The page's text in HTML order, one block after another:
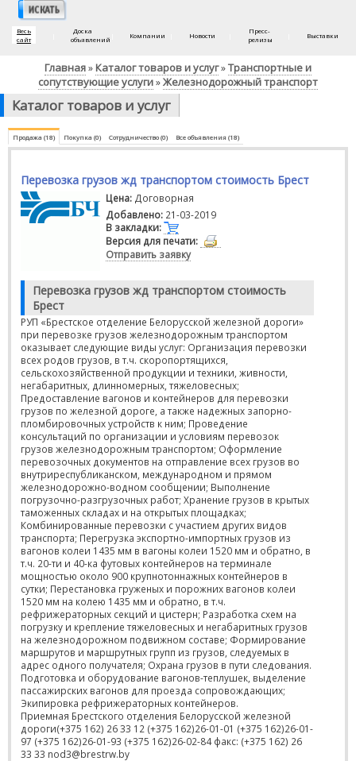
Весь
сайт
Доска
объявлений
Компании Новости
Пресс-
релизы
Выставки
Главная» Каталог товаров и услуг»Транспортные и
сопутствующие услуги»Железнодорожный транспорт
Каталог товаров и услуг
Продажа (18) Покупка (0) Сотрудничество (0) Все объявления (18)
Перевозка грузов жд транспортом стоимость Брест
Цена: Договорная
Добавлено: 21-03-2019
В закладки:
Версия для печати:
Отправить заявку
Перевозка грузов жд транспортом стоимость
Брест
РУП «Брестское отделение Белорусской железной дороги»
при перевозке грузов железнодорожным транспортом
оказывает следующие виды услуг: Организация перевозки
всех родов грузов, в т.ч. скоропортящихся,
сельскохозяйственной продукции и техники, живности,
негабаритных, длинномерных, тяжеловесных;
Предоставление вагонов и контейнеров для перевозки
грузов по железной дороге, а также надежных запорно-
пломбировочных устройств к ним; Проведение
консультаций по организации и условиям перевозок
грузов железнодорожным транспортом; Оформление
перевозочных документов на отправление всех грузов во
внутриреспубликанском, международном и прямом
железнодорожно-водном сообщении; Выполнение
погрузочно-разгрузочных работ; Хранение грузов в крытых
таможенных складах и на открытых площадках;
Комбинированные перевозки с участием других видов
транспорта; Перегрузка экспортно-импортных грузов из
вагонов колеи 1435 мм в вагоны колеи 1520 мм и обратно, в
т.ч. 20-ти и 40-ка футовых контейнеров на терминале
мощностью около 900 крупнотоннажных контейнеров в
сутки; Перестановка груженых и порожних вагонов колеи
1520 мм на колею 1435 мм и обратно, в т.ч.
рефрижераторных секций и цистерн; Разработка схем на
погрузку и крепление тяжеловесных и негабаритных грузов
на железнодорожном подвижном составе; Формирование
маршрутов и маршрутных групп из грузов, следуемых в
адрес одного получателя; Охрана грузов в пути следования.
Подготовка и оборудование вагонов-теплушек, выделение
пассажирских вагонов для проезда сопровождающих;
Экипировка рефрижераторных контейнеров.
Приемная Брестского отделения Белорусской железной
дороги(+375 162) 26 33 12 (+375 162)26-01-01 (+375 162)26-01-
97 (+375 162)26-01-93 (+375 162)26-02-84 факс: (+375 162) 26
33 33 nod3@brestrw.by